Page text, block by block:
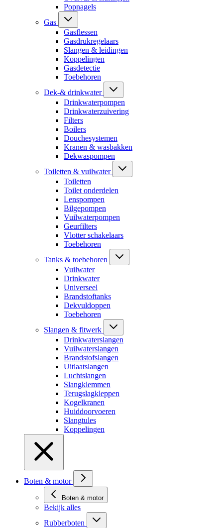
Popnagels
Gas
Gasflessen
Gasdrukregelaars
Slangen & leidingen
Koppelingen
Gasdetectie
Toebehoren
Dek-& drinkwater
Drinkwaterpompen
Drinkwaterzuivering
Filters
Boilers
Douchesystemen
Kranen & wasbakken
Dekwaspompen
Toiletten & vuilwater
Toiletten
Toilet onderdelen
Lenspompen
Bilgepompen
Vuilwaterpompen
Geurfilters
Vlotter schakelaars
Toebehoren
Tanks & toebehoren
Vuilwater
Drinkwater
Universeel
Brandstoftanks
Dekvuldoppen
Toebehoren
Slangen & fitwerk
Drinkwaterslangen
Vuilwaterslangen
Brandstofslangen
Uitlaatslangen
Luchtslangen
Slangklemmen
Terugslagkleppen
Kogelkranen
Huiddoorvoeren
Slangtules
Koppelingen
Boten & motor
Boten & motor
Bekijk alles
Rubberboten